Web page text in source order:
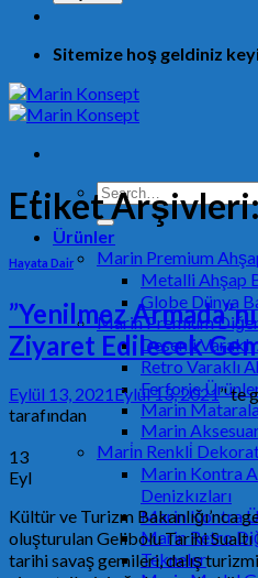
Sitemize hoş geldiniz
Search
for:
Ürünler
Marin Premium
Metalli Ahşap
Globe Dünya
Marin Premium
Desenli
Retro Varaklı
Ferforje
Marin
Marin
Mari̇n Renkli̇
Marin Kontra
Denizkızları
Marin Kontra
Marin Retro
Tekneler
Etiket
Hayata Dair
”Yenilmez
Ziyaret Edilecek
Eylül 13, 2021 Eylül 13, 2021’' te
tarafından
13
Eyl
Kültür ve Turizm Bakanlığı’nca
oluşturulan Gelibolu Tarihi Sualtı
tarihi savaş gemileri, dalış